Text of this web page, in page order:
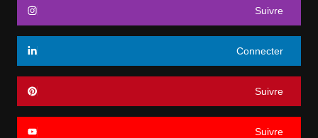
Suivre
Connecter
Suivre
Suivre